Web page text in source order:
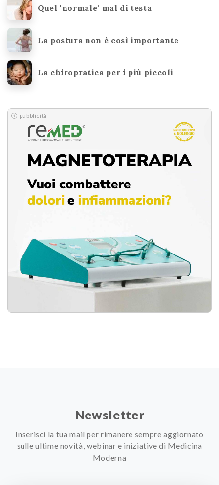
Quel 'normale' mal di testa
La postura non è così importante
La chiropratica per i più piccoli
pubblicità
Newsletter
Inserisci la tua mail per rimanere sempre aggiornato
sulle ultime novità, webinar e iniziative di Medicina
Moderna